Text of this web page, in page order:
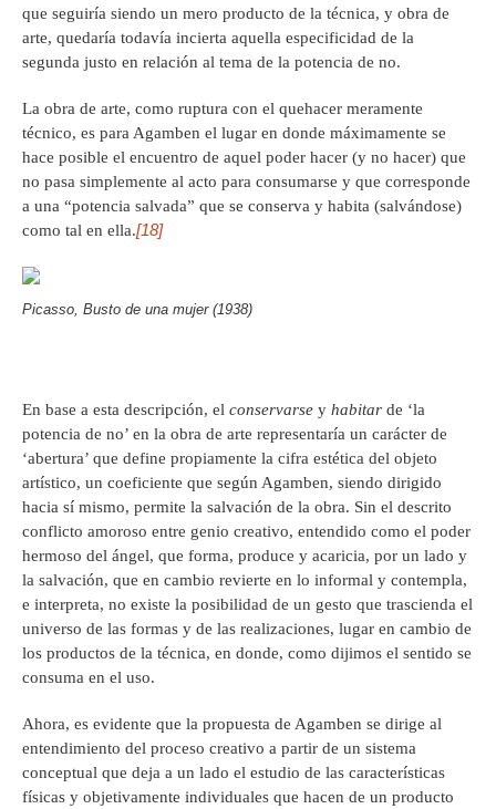
que seguiría siendo un mero producto de la técnica, y obra de
arte, quedaría todavía incierta aquella especificidad de la
segunda justo en relación al tema de la potencia de no.
La obra de arte, como ruptura con el quehacer meramente
técnico, es para Agamben el lugar en donde máximamente se
hace posible el encuentro de aquel poder hacer (y no hacer) que
no pasa simplemente al acto para consumarse y que corresponde
a una “potencia salvada” que se conserva y habita (salvándose)
como tal en ella.[18]
Picasso, Busto de una mujer (1938)
En base a esta descripción, el conservarse y habitar de ‘la
potencia de no’ en la obra de arte representaría un carácter de
‘abertura’ que define propiamente la cifra estética del objeto
artístico, un coeficiente que según Agamben, siendo dirigido
hacia sí mismo, permite la salvación de la obra. Sin el descrito
conflicto amoroso entre genio creativo, entendido como el poder
hermoso del ángel, que forma, produce y acaricia, por un lado y
la salvación, que en cambio revierte en lo informal y contempla,
e interpreta, no existe la posibilidad de un gesto que trascienda el
universo de las formas y de las realizaciones, lugar en cambio de
los productos de la técnica, en donde, como dijimos el sentido se
consuma en el uso.
Ahora, es evidente que la propuesta de Agamben se dirige al
entendimiento del proceso creativo a partir de un sistema
conceptual que deja a un lado el estudio de las características
físicas y objetivamente individuales que hacen de un producto